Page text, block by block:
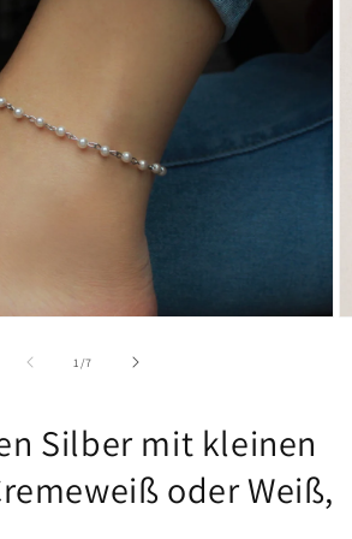
1 /von
7
Silber mit kleinen
oder Weiß,